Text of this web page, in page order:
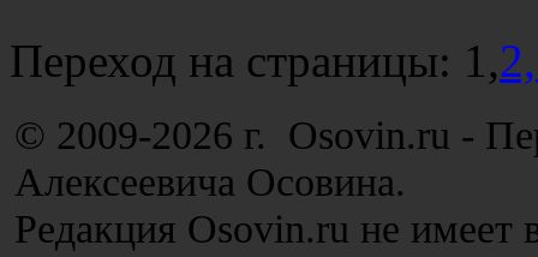
Переход на страницы: 1,2,
© 2009-2026 г. Osovin.ru -
Алексеевича Осовина.
Редакция Osovin.ru не имеет